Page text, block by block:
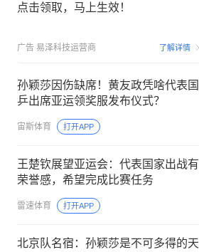
点击领取，马上生效！
广告 易泽科技运营商 了解详情
孙颖莎因伤缺席！黄友政凭啥代表国
乒出席亚运领奖服发布仪式？
宙斯体育 打开APP
王楚钦展望亚运会：代表国家出战有
荣誉感，希望完成比赛任务
雷速体育 打开APP
北京队名宿：孙颖莎是不可多得的天